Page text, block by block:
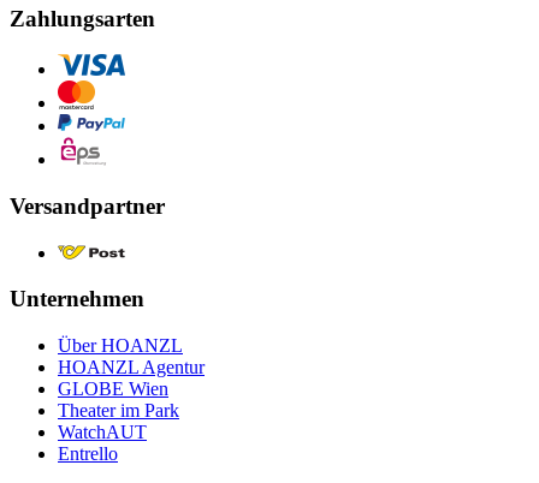
Zahlungsarten
Versandpartner
Unternehmen
Über HOANZL
HOANZL Agentur
GLOBE Wien
Theater im Park
WatchAUT
Entrello